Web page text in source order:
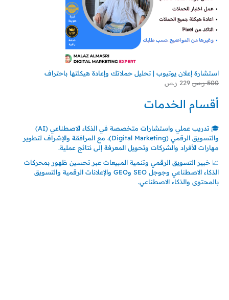
استشارة إعلان يوتيوب | تحليل حملاتك وإعادة هيكلتها باحتراف
500 ر.س 229 ر.س
أقسام الخدمات
🎓 تدريب عملي واستشارات متخصصة في الذكاء الاصطناعي (AI)
والتسويق الرقمي (Digital Marketing)، مع المرافقة والإشراف لتطوير
مهارات الأفراد والشركات وتحويل المعرفة إلى نتائج عملية.
📈 خبير التسويق الرقمي وتنمية المبيعات عبر تحسين ظهور بمحركات
الذكاء الاصطناعي وجوجل SEO وGEO والإعلانات الرقمية والتسويق
بالمحتوى والذكاء الاصطناعي.